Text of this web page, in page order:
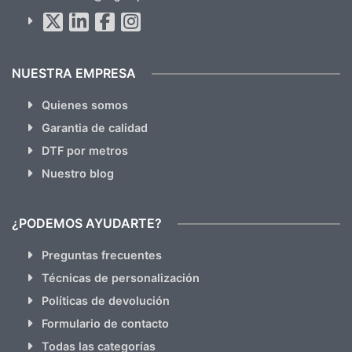
hacemos Spam)
NUESTRA EMPRESA
Quienes somos
Garantia de calidad
DTF por metros
Nuestro blog
¿PODEMOS AYUDARTE?
Preguntas frecuentes
Técnicas de personalización
Políticas de devolución
Formulario de contacto
Todas las categorías